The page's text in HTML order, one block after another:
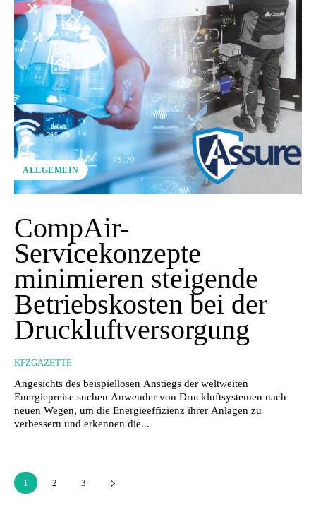
ALLGEMEIN
CompAir-
Servicekonzepte
minimieren steigende
Betriebskosten bei der
Druckluftversorgung
KFZGAZETTE
Angesichts des beispiellosen Anstiegs der weltweiten
Energiepreise suchen Anwender von Druckluftsystemen nach
neuen Wegen, um die Energieeffizienz ihrer Anlagen zu
verbessern und erkennen die...
1 2 3